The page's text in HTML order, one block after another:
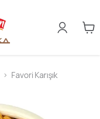
Favori Karışık